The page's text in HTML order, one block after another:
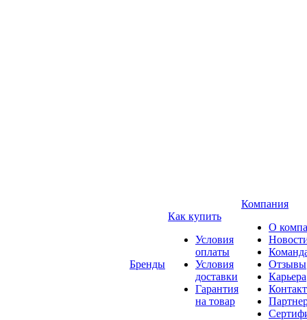
Бренды
Как купить
Условия
оплаты
Условия
доставки
Гарантия
на товар
Компания
О
Отзывы
Карьера